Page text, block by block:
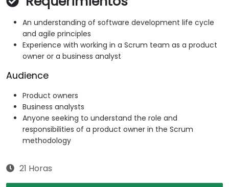
An understanding of software development life cycle
and agile principles
Experience with working in a Scrum team as a product
owner or a business analyst
Audience
Product owners
Business analysts
Anyone seeking to understand the role and
responsibilities of a product owner in the Scrum
methodology
21 Horas